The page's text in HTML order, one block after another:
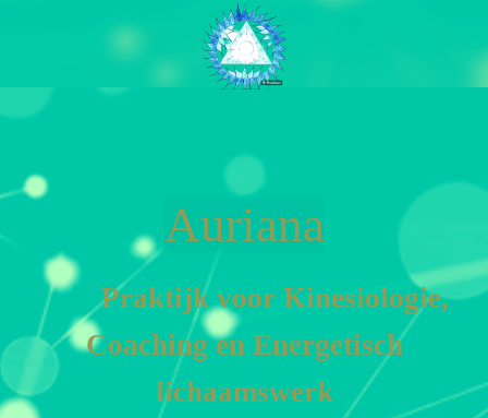
Auriana
Praktijk voor Kinesiologie,
Coaching en Energetisch
lichaamswerk